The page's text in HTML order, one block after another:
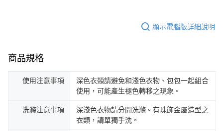
顯示電腦版詳細說明
商品規格
使用注意事項
深色衣類請避免和淺色衣物、包包一起組合
使用，可能產生褪色轉移之現象。
洗滌注意事項
深淺色衣物請分開洗滌。有珠飾金屬造型之
衣類，請單獨手洗。